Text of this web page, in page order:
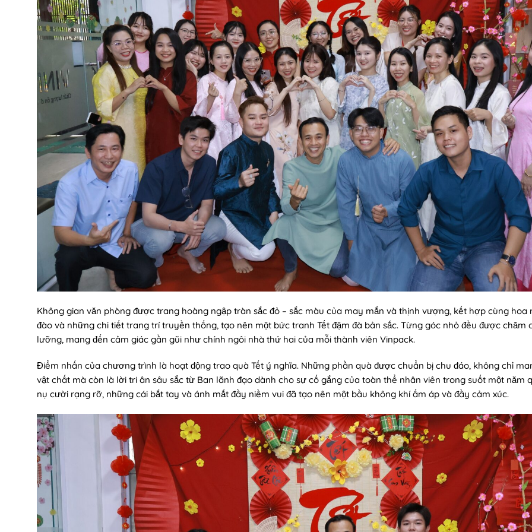
Không gian văn phòng được trang hoàng ngập tràn sắc đỏ – sắc màu của may mắn và thịnh vượng, kết hợp cùng hoa
đào và những chi tiết trang trí truyền thống, tạo nên một bức tranh Tết đậm đà bản sắc. Từng góc nhỏ đều được chăm
lưỡng, mang đến cảm giác gần gũi như chính ngôi nhà thứ hai của mỗi thành viên Vinpack.
Điểm nhấn của chương trình là hoạt động trao quà Tết ý nghĩa. Những phần quà được chuẩn bị chu đáo, không chỉ
vật chất mà còn là lời tri ân sâu sắc từ Ban lãnh đạo dành cho sự cố gắng của toàn thể nhân viên trong suốt một năm
nụ cười rạng rỡ, những cái bắt tay và ánh mắt đầy niềm vui đã tạo nên một bầu không khí ấm áp và đầy cảm xúc.